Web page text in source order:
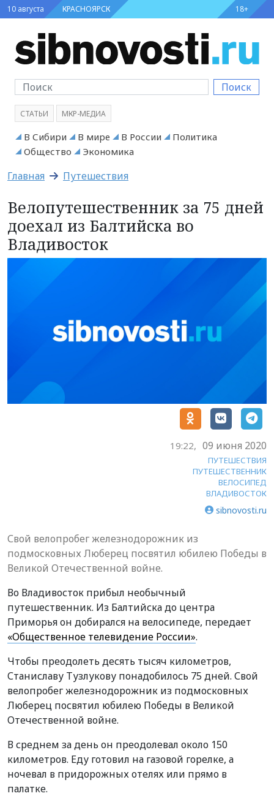
10 августа КРАСНОЯРСК 18+
Поиск
СТАТЬИ МКР-МЕДИА
В Сибири В мире В России
Политика
Общество
Экономика
Главная Путешествия
Велопутешественник за 75 дней
доехал из Балтийска во
Владивосток
19:22, 09 июня 2020
ПУТЕШЕСТВИЯ
ПУТЕШЕСТВЕННИК
ВЕЛОСИПЕД
ВЛАДИВОСТОК
sibnovosti.ru
Свой велопробег железнодорожник из
подмосковных Люберец посвятил юбилею Победы в
Великой Отечественной войне.
Во Владивосток прибыл необычный
путешественник. Из Балтийска до центра
Приморья он добирался на велосипеде, передает
«Общественное телевидение России».
Чтобы преодолеть десять тысяч километров,
Станиславу Тузлукову понадобилось 75 дней. Свой
велопробег железнодорожник из подмосковных
Люберец посвятил юбилею Победы в Великой
Отечественной войне.
В среднем за день он преодолевал около 150
километров. Еду готовил на газовой горелке, а
ночевал в придорожных отелях или прямо в
палатке.